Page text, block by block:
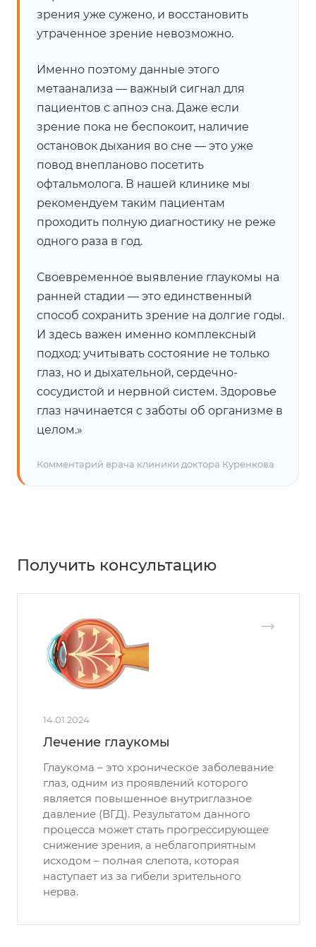
зрения уже сужено, и восстановить
утраченное зрение невозможно.
Именно поэтому данные этого
метаанализа — важный сигнал для
пациентов с апноэ сна. Даже если
зрение пока не беспокоит, наличие
остановок дыхания во сне — это уже
повод внепланово посетить
офтальмолога. В нашей клинике мы
рекомендуем таким пациентам
проходить полную диагностику не реже
одного раза в год.
Своевременное выявление глаукомы на
ранней стадии — это единственный
способ сохранить зрение на долгие годы.
И здесь важен именно комплексный
подход: учитывать состояние не только
глаз, но и дыхательной, сердечно-
сосудистой и нервной систем. Здоровье
глаз начинается с заботы об организме в
целом.»
Комментарий врача клиники доктора Куренкова
Получить консультацию
14.01.2024
Лечение глаукомы
Глаукома – это хроническое заболевание
глаз, одним из проявлений которого
является повышенное внутриглазное
давление (ВГД). Результатом данного
процесса может стать прогрессирующее
снижение зрения, а неблагоприятным
исходом – полная слепота, которая
наступает из за гибели зрительного
нерва.